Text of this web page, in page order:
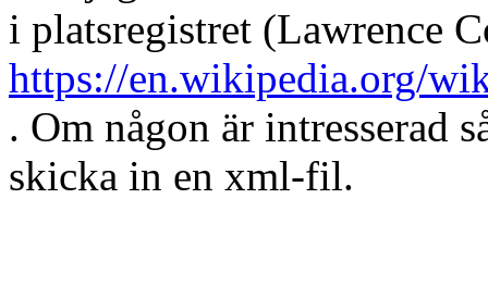
i platsregistret (Lawrence
https://en.wikipedia.org/
. Om någon är intresserad
skicka in en xml-fil.